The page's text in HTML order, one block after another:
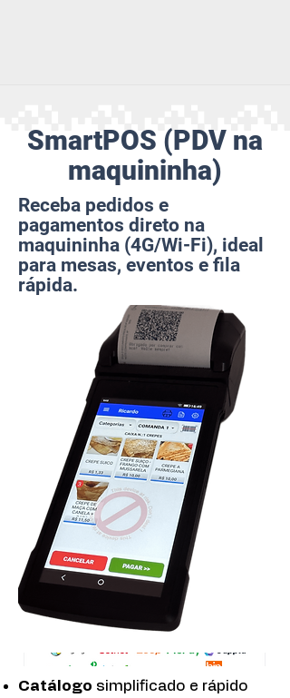
SmartPOS (PDV na
maquininha)
Receba pedidos e
pagamentos direto na
maquininha (4G/Wi-Fi), ideal
para mesas, eventos e fila
rápida.
Catálogo simplificado e rápido